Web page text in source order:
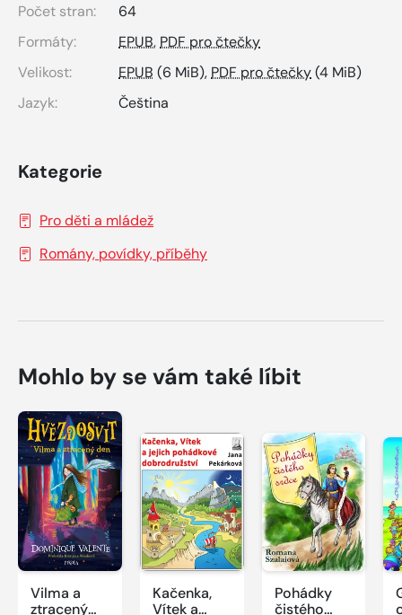
Počet stran:
64
Formáty:
EPUB, PDF pro čtečky
Velikost:
EPUB (6 MiB), PDF pro čtečky(4 MiB)
Jazyk:
Čeština
Kategorie
Pro děti a mládež
Romány, povídky, příběhy
Mohlo by se vám také líbit
Vilma a
ztracený
Kačenka,
Vítek a
Pohádky
čistého